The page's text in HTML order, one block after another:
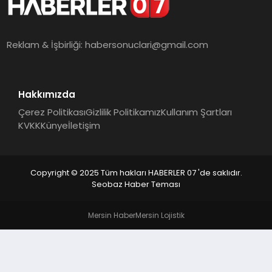
MAGAZIN
DIĞER
Reklam & İşbirliği:habersonuclari@gmail.com
Hakkımızda
Çerez PolitikasıGizlilik PolitikamızKullanım Şartları
KVKKKünyeİletişim
Copyright © 2025 Tüm hakları HABERLER 07 'de saklıdır.
Seobaz Haber Teması
Mersin HaberMersin Lojistik